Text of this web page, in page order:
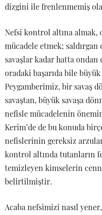
dizgini ile frenlenmemiş
Nefsi kontrol altına
mücadele etmek; saldırgan
savaşlar kadar hatta
oradaki başarıda bile
Peygamberimiz, bir savaş
savaştan, büyük savaşa
nefisle mücadelenin
Kerîm’de de bu konuda
nefislerinin gereksiz
kontrol altında tutanların
temizleyen kimselerin
belirtilmiştir.
Acaba nefsimizi nasıl